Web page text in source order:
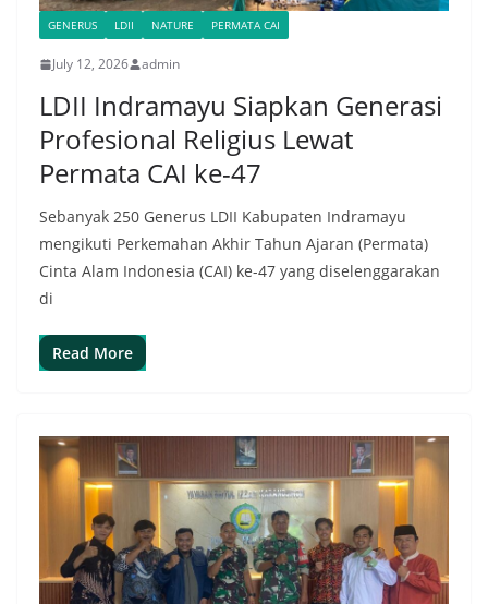
GENERUS LDII NATURE PERMATA CAI
July 12, 2026 admin
LDII Indramayu Siapkan Generasi
Profesional Religius Lewat
Permata CAI ke-47
Sebanyak 250 Generus LDII Kabupaten Indramayu
mengikuti Perkemahan Akhir Tahun Ajaran (Permata)
Cinta Alam Indonesia (CAI) ke-47 yang diselenggarakan
di
Read More